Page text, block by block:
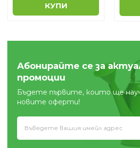
КУПИ
Абонирайте се за
промоции
Бъдете първите, които ще
новите оферти!